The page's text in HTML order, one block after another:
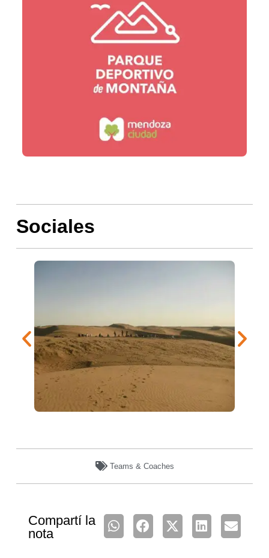
Sociales
Teams & Coaches
Compartí la
nota